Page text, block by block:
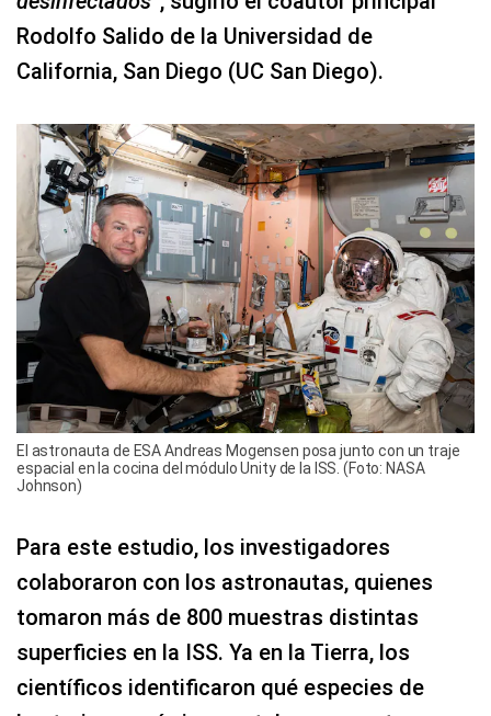
Rodolfo Salido de la Universidad de
California, San Diego (UC San Diego).
El astronauta de ESA Andreas Mogensen posa junto con un traje
espacial en la cocina del módulo Unity de la ISS. (Foto: NASA
Johnson)
Para este estudio, los investigadores
colaboraron con los astronautas, quienes
tomaron más de 800 muestras distintas
superficies en la ISS. Ya en la Tierra, los
científicos identificaron qué especies de